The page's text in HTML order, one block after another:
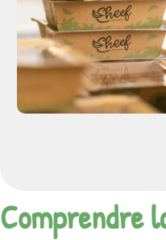
Comprendre